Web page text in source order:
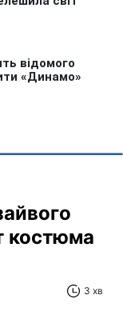
костюма
3 хв